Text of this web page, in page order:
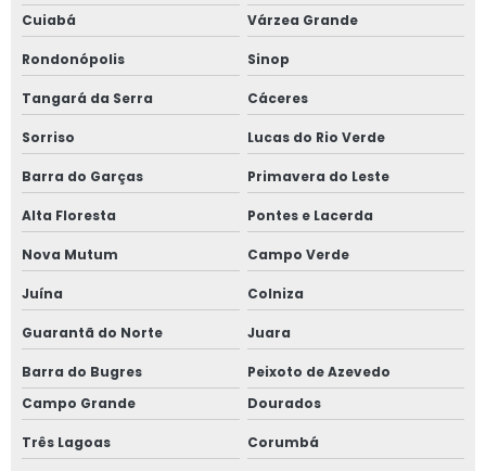
Cuiabá
Várzea Grande
Rondonópolis Sinop
Tangará da Serra Cáceres
Sorriso Lucas do Rio Verde
Barra do Garças Primavera do Leste
Alta Floresta Pontes e Lacerda
Nova Mutum Campo Verde
Juína Colniza
Guarantã do Norte Juara
Barra do Bugres
Peixoto de Azevedo
Campo Grande
Dourados
Três Lagoas Corumbá